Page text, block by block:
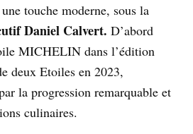
touche moderne, sous la
Daniel Calvert. D’abord
MICHELIN dans l’édition
deux Etoiles en 2023,
la progression remarquable et
culinaires.